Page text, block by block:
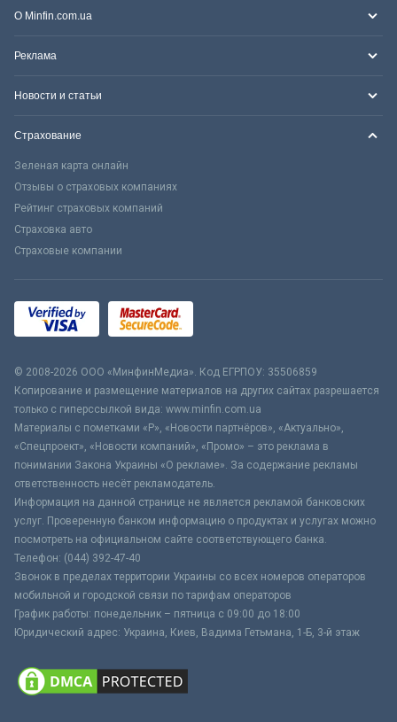
О Minfin.com.ua
Реклама
Новости и статьи
Страхование
Зеленая карта онлайн
Отзывы о страховых компаниях
Рейтинг страховых компаний
Страховка авто
Страховые компании
© 2008-2026 ООО «МинфинМедиа». Код ЕГРПОУ: 35506859
Копирование и размещение материалов на других сайтах разрешается
только с гиперссылкой вида: www.minfin.com.ua
Материалы с пометками «Р», «Новости партнёров», «Актуально»,
«Спецпроект», «Новости компаний», «Промо» – это реклама в
понимании Закона Украины «О рекламе». За содержание рекламы
ответственность несёт рекламодатель.
Информация на данной странице не является рекламой банковских
услуг. Проверенную банком информацию о продуктах и услугах можно
посмотреть на официальном сайте соответствующего банка.
Телефон: (044) 392-47-40
Звонок в пределах территории Украины со всех номеров операторов
мобильной и городской связи по тарифам операторов
График работы: понедельник – пятница с 09:00 до 18:00
Юридический адрес: Украина, Киев, Вадима Гетьмана, 1-Б, 3-й этаж